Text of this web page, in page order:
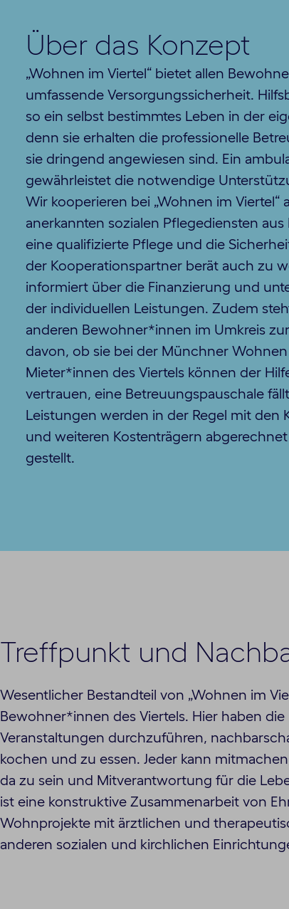
Über das Konzept
„Wohnen im Viertel“ bietet allen
umfassende Versorgungssicherheit.
so ein selbst bestimmtes Leben in der
denn sie erhalten die professionelle
sie dringend angewiesen sind. Ein
gewährleistet die notwendige
Wir kooperieren bei „Wohnen im Viertel“
anerkannten sozialen Pflegediensten
eine qualifizierte Pflege und die
der Kooperationspartner berät auch zu
informiert über die Finanzierung und
der individuellen Leistungen. Zudem
anderen Bewohner*innen im Umkreis
davon, ob sie bei der Münchner
Mieter*innen des Viertels können der
vertrauen, eine Betreuungspauschale
Leistungen werden in der Regel mit den
und weiteren Kostenträgern
gestellt.
Treffpunkt und
Wesentlicher Bestandteil von „Wohnen im
Bewohner*innen des Viertels. Hier haben
Veranstaltungen durchzuführen,
kochen und zu essen. Jeder kann
da zu sein und Mitverantwortung für die
ist eine konstruktive Zusammenarbeit von
Wohnprojekte mit ärztlichen und
anderen sozialen und kirchlichen